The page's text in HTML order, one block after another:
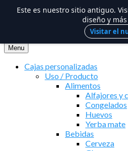
al
contenido
Menu
Cajas personalizadas
Uso / Producto
Alimentos
Alfajores y
Congelados
Huevos
Yerba mate
Bebidas
Cerveza
Este es nuestro sitio antiguo.
diseño y
Visitar el